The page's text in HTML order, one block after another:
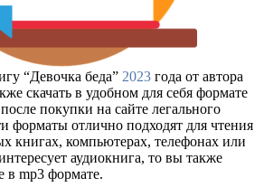
“Девочка беда” 2023 года от автора
скачать в удобном для себя формате
покупки на сайте легального
форматы отлично подходят для чтения
книгах, компьютерах, телефонах или
аудиокнига, то вы также
в mp3 формате.